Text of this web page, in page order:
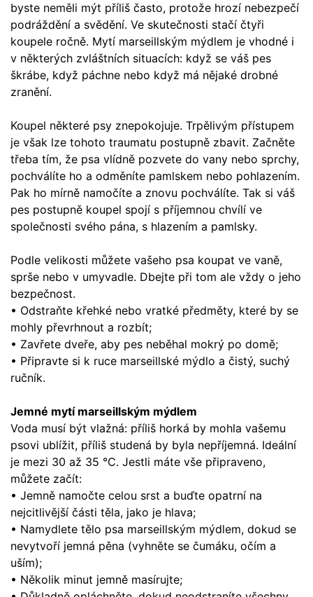
byste neměli mýt příliš často, protože hrozí nebezpečí
podráždění a svědění. Ve skutečnosti stačí čtyři
koupele ročně. Mytí marseillským mýdlem je vhodné i
v některých zvláštních situacích: když se váš pes
škrábe, když páchne nebo když má nějaké drobné
zranění.
Koupel některé psy znepokojuje. Trpělivým přístupem
je však lze tohoto traumatu postupně zbavit. Začněte
třeba tím, že psa vlídně pozvete do vany nebo sprchy,
pochválíte ho a odměníte pamlskem nebo pohlazením.
Pak ho mírně namočíte a znovu pochválíte. Tak si váš
pes postupně koupel spojí s příjemnou chvílí ve
společnosti svého pána, s hlazením a pamlsky.
Podle velikosti můžete vašeho psa koupat ve vaně,
sprše nebo v umyvadle. Dbejte při tom ale vždy o jeho
bezpečnost.
• Odstraňte křehké nebo vratké předměty, které by se
mohly převrhnout a rozbít;
• Zavřete dveře, aby pes neběhal mokrý po domě;
• Připravte si k ruce marseillské mýdlo a čistý, suchý
ručník.
Jemné mytí marseillským mýdlem
Voda musí být vlažná: příliš horká by mohla vašemu
psovi ublížit, příliš studená by byla nepříjemná. Ideální
je mezi 30 až 35 °C. Jestli máte vše připraveno,
můžete začít:
• Jemně namočte celou srst a buďte opatrní na
nejcitlivější části těla, jako je hlava;
• Namydlete tělo psa marseillským mýdlem, dokud se
nevytvoří jemná pěna (vyhněte se čumáku, očím a
uším);
• Několik minut jemně masírujte;